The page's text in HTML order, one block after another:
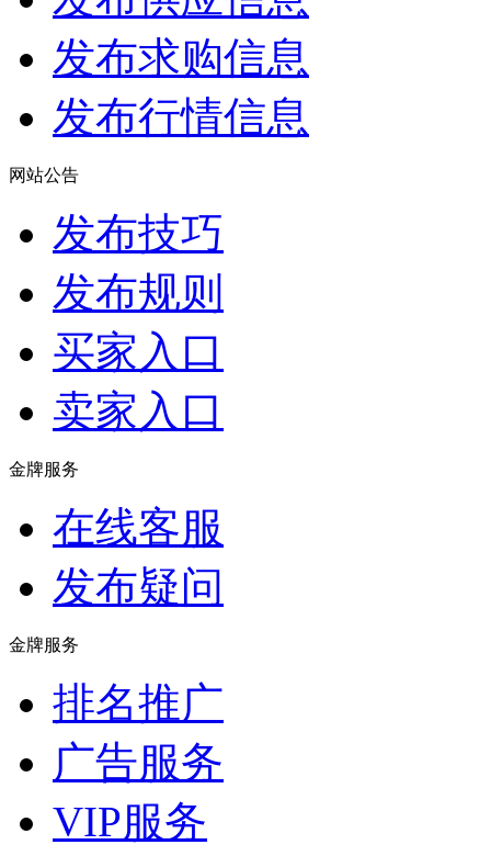
发布求购信息
发布行情信息
网站公告
发布技巧
发布规则
买家入口
卖家入口
金牌服务
在线客服
发布疑问
金牌服务
排名推广
广告服务
VIP服务